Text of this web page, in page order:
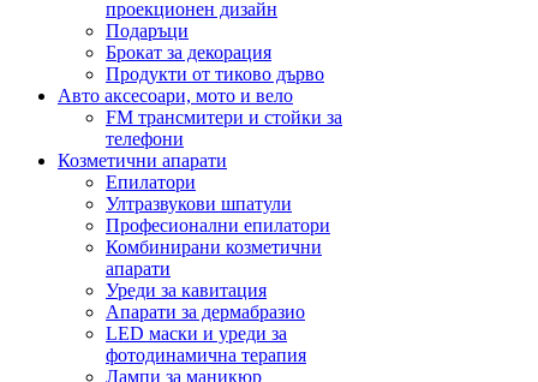
проекционен дизайн
Подаръци
Брокат за декорация
Продукти от тиково дърво
Авто аксесоари, мото и вело
FM трансмитери и стойки за
телефони
Козметични апарати
Епилатори
Ултразвукови шпатули
Професионални епилатори
Комбинирани козметични
апарати
Уреди за кавитация
Апарати за дермабразио
LED маски и уреди за
фотодинамична терапия
Лампи за маникюр